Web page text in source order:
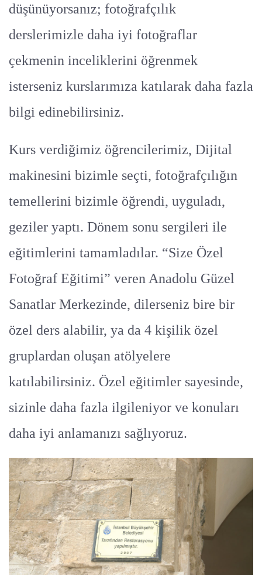
düşünüyorsanız; fotoğrafçılık
derslerimizle daha iyi fotoğraflar
çekmenin inceliklerini öğrenmek
isterseniz kurslarımıza katılarak daha fazla
bilgi edinebilirsiniz.
Kurs verdiğimiz öğrencilerimiz, Dijital
makinesini bizimle seçti, fotoğrafçılığın
temellerini bizimle öğrendi, uyguladı,
geziler yaptı. Dönem sonu sergileri ile
eğitimlerini tamamladılar. “Size Özel
Fotoğraf Eğitimi” veren Anadolu Güzel
Sanatlar Merkezinde, dilerseniz bire bir
özel ders alabilir, ya da 4 kişilik özel
gruplardan oluşan atölyelere
katılabilirsiniz. Özel eğitimler sayesinde,
sizinle daha fazla ilgileniyor ve konuları
daha iyi anlamanızı sağlıyoruz.